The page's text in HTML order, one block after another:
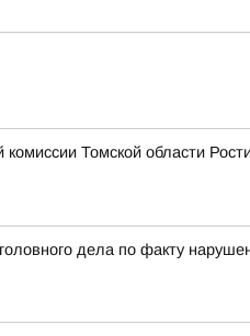
Томской области
дела по факту